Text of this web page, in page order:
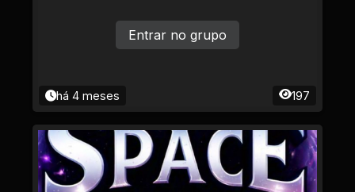
há 4 meses 197
Entrar no grupo